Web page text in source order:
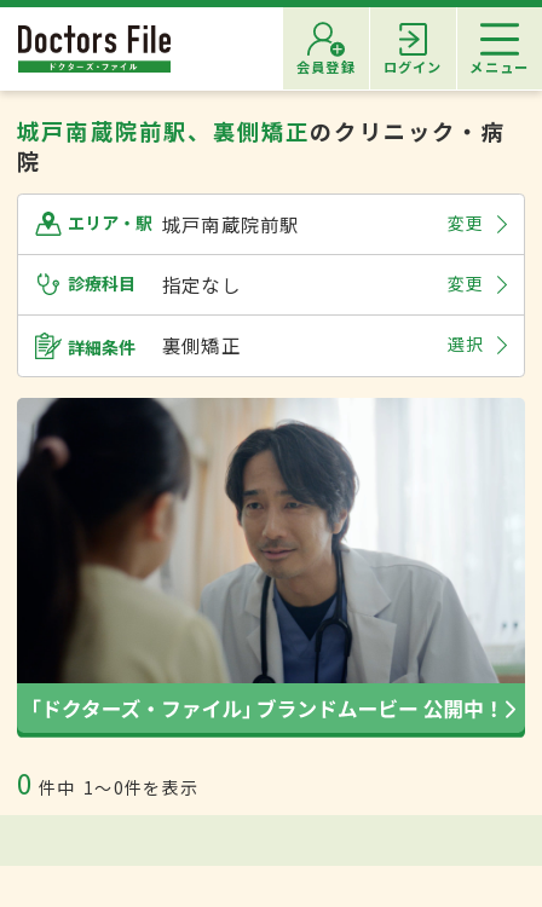
会員登録 ログイン メニュー
城戸南蔵院前駅、裏側矯正のクリニック・病
院
エリア・駅 城戸南蔵院前駅 変更
診療科目 指定なし 変更
詳細条件 裏側矯正 選択
0 件中 1〜0件を表示